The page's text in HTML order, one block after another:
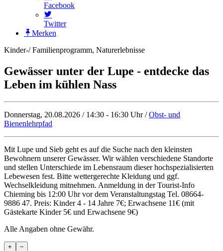
Facebook
Twitter
Merken
Kinder-/ Familienprogramm, Naturerlebnisse
Gewässer unter der Lupe - entdecke das
Leben im kühlen Nass
Donnerstag, 20.08.2026 / 14:30 - 16:30 Uhr /Obst- und
Bienenlehrpfad
Mit Lupe und Sieb geht es auf die Suche nach den kleinsten
Bewohnern unserer Gewässer. Wir wählen verschiedene Standorte
und stellen Unterschiede im Lebensraum dieser hochspezialisierten
Lebewesen fest. Bitte wettergerechte Kleidung und ggf.
Wechselkleidung mitnehmen. Anmeldung in der Tourist-Info
Chieming bis 12:00 Uhr vor dem Veranstaltungstag Tel. 08664-
9886 47. Preis: Kinder 4 - 14 Jahre 7€; Erwachsene 11€ (mit
Gästekarte Kinder 5€ und Erwachsene 9€)
Alle Angaben ohne Gewähr.
+ −